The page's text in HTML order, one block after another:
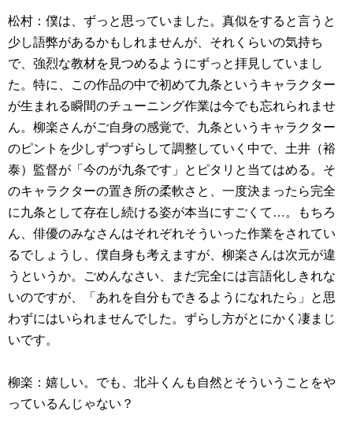
松村：僕は、ずっと思っていました。真似をすると言うと
少し語弊があるかもしれませんが、それくらいの気持ち
で、強烈な教材を見つめるようにずっと拝見していまし
た。特に、この作品の中で初めて九条というキャラクター
が生まれる瞬間のチューニング作業は今でも忘れられませ
ん。柳楽さんがご自身の感覚で、九条というキャラクター
のピントを少しずつずらして調整していく中で、土井（裕
泰）監督が「今のが九条です」とピタリと当てはめる。そ
のキャラクターの置き所の柔軟さと、一度決まったら完全
に九条として存在し続ける姿が本当にすごくて…。もちろ
ん、俳優のみなさんはそれぞれそういった作業をされてい
るでしょうし、僕自身も考えますが、柳楽さんは次元が違
うというか。ごめんなさい、まだ完全には言語化しきれな
いのですが、「あれを自分もできるようになれたら」と思
わずにはいられませんでした。ずらし方がとにかく凄まじ
いです。
柳楽：嬉しい。でも、北斗くんも自然とそういうことをや
っているんじゃない？